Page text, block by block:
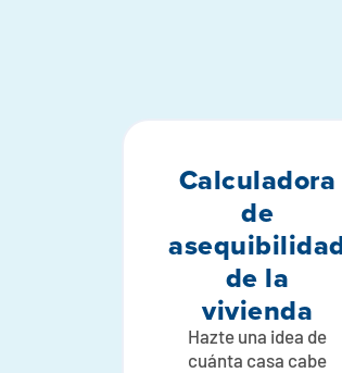
Calculadora
de
de la
vivienda
Hazte una idea de
cuánta casa cabe